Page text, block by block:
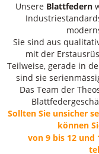
Unsere Blattfedern
Sie sind aus
mit der
Teilweise, gerade in
sind sie
Das Team der
Sollten Sie unsicher
können
von 9 bis 12 und